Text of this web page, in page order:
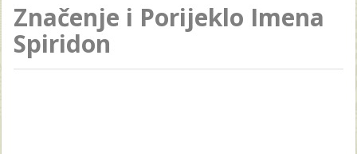
Značenje i Porijeklo Imena
Spiridon